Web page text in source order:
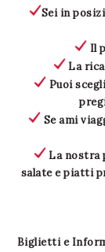
Sei in
Il
La
Puoi
Se ami
La nostra
salate e piatti
Biglietti e